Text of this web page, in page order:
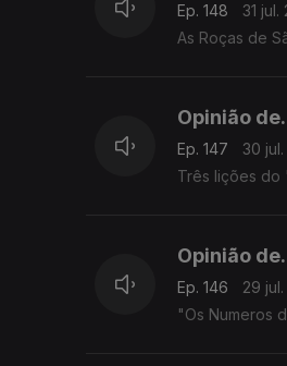
Ep. 148
31 jul.
As Roças de
Opinião
Ep. 147
30
Três lições do
Opinião
Ep. 146
29
"Os Numeros